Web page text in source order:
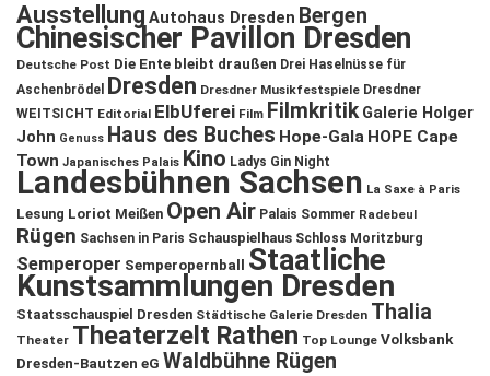
Ausstellung Autohaus Dresden Bergen
Chinesischer Pavillon Dresden
Deutsche Post Die Ente bleibt draußen Drei Haselnüsse für
Aschenbrödel
Dresden Dresdner Musikfestspiele Dresdner
WEITSICHT Editorial ElbUferei Film Filmkritik Galerie Holger
John Genuss Haus des Buches Hope-Gala HOPE Cape
Town Japanisches Palais Kino Ladys Gin Night
Landesbühnen Sachsen La Saxe à Paris
Lesung Loriot Meißen Open Air Palais Sommer Radebeul
Rügen Sachsen in Paris Schauspielhaus Schloss Moritzburg
Semperoper Semperopernball Staatliche
Kunstsammlungen Dresden
Staatsschauspiel Dresden Städtische Galerie Dresden Thalia
Theater Theaterzelt Rathen Top Lounge Volksbank
Dresden-Bautzen eG Waldbühne Rügen